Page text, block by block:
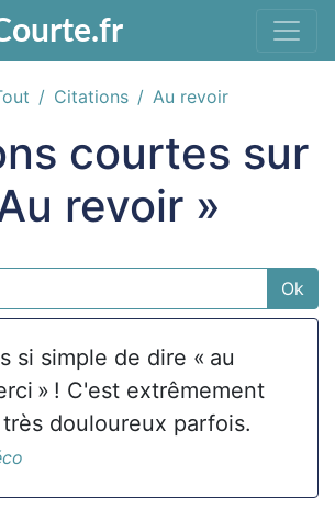
Citations Au revoir
courtes sur
revoir »
Ok
si simple de dire « au
» ! C'est extrêmement
douloureux parfois.